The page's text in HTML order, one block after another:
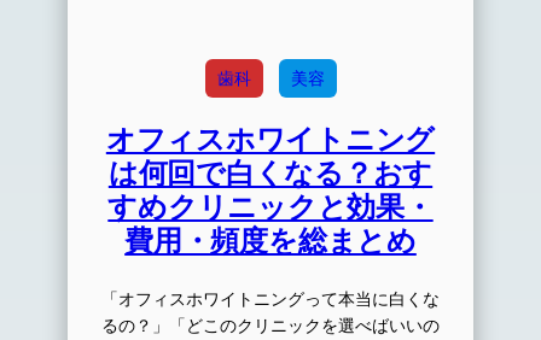
歯科 美容
オフィスホワイトニング
は何回で白くなる？おす
すめクリニックと効果・
費用・頻度を総まとめ
「オフィスホワイトニングって本当に白くな
るの？」「どこのクリニックを選べばいいの